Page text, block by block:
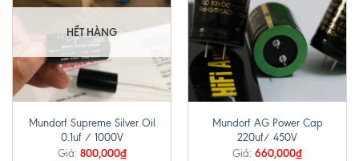
HẾT HÀNG
Mundorf Supreme Silver Oil
0.1uf / 1000V
Giá: 800,000₫
Mundorf AG Power Cap
220uf/ 450V
Giá: 660,000₫